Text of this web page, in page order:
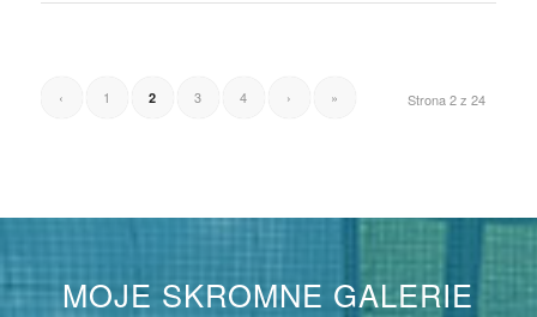
Strona 2 z 24
‹ 1 2 3 4 › »
MOJE SKROMNE GALERIE